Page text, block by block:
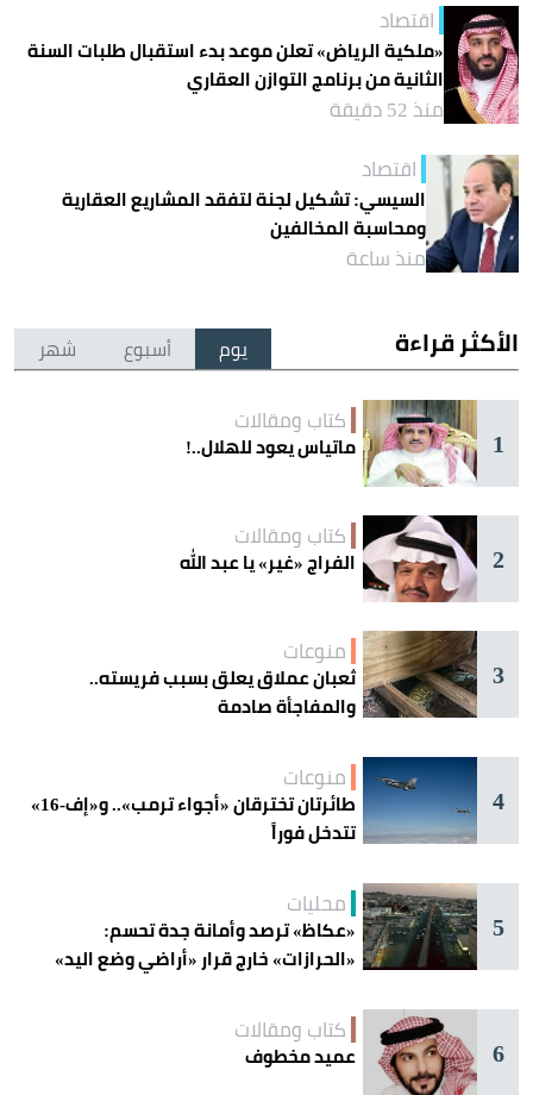
اقتصاد
«ملكية الرياض» تعلن موعد بدء استقبال طلبات السنة
الثانية من برنامج التوازن العقاري
منذ 52 دقيقة
اقتصاد
السيسي: تشكيل لجنة لتفقد المشاريع العقارية
ومحاسبة المخالفين
منذ ساعة
الأكثر قراءة يوم أسبوع شهر
1
كتاب ومقالات
ماتياس يعود للهلال..!
2
كتاب ومقالات
الفراج «غير» يا عبد الله
3
منوعات
ثعبان عملاق يعلق بسبب فريسته..
والمفاجأة صادمة
4
منوعات
طائرتان تخترقان «أجواء ترمب».. و«إف-16»
تتدخل فوراً
5
محليات
«عكاظ» ترصد وأمانة جدة تحسم:
«الحرازات» خارج قرار «أراضي وضع اليد»
6
كتاب ومقالات
عميد مخطوف